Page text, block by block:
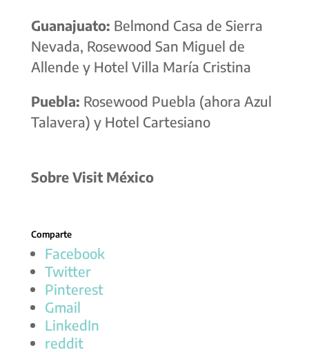
Guanajuato: Belmond Casa de Sierra
Nevada, Rosewood San Miguel de
Allende y Hotel Villa María Cristina
Puebla: Rosewood Puebla (ahora Azul
Talavera) y Hotel Cartesiano
Sobre Visit México
Facebook
Twitter
Pinterest
Gmail
LinkedIn
reddit